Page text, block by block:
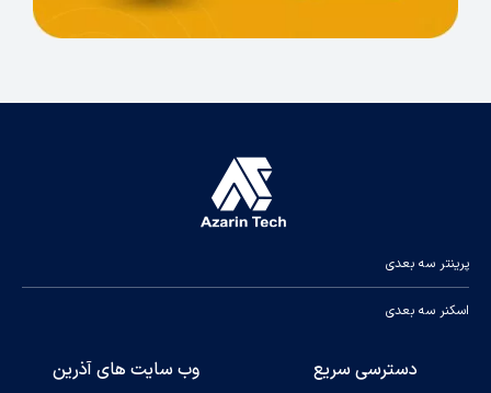
پارامتر های چاپ رزین سخت ایسان:
1- ضخامت لایه: 25 تا 50 میکرون
پرینتر سه بعدی
اسکنر سه بعدی
دسترسی سریع وب سایت های آذرین